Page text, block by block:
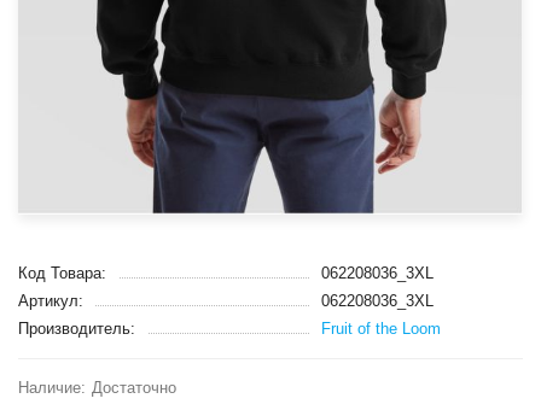
Код Товара:
062208036_3XL
Артикул:
062208036_3XL
Производитель:
Fruit of the Loom
Достаточно